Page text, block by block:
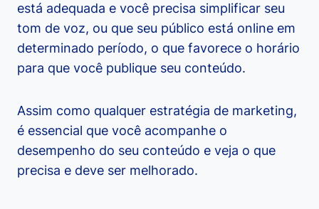
está adequada e você precisa simplificar seu
tom de voz, ou que seu público está online em
determinado período, o que favorece o horário
para que você publique seu conteúdo.
Assim como qualquer estratégia de marketing,
é essencial que você acompanhe o
desempenho do seu conteúdo e veja o que
precisa e deve ser melhorado.